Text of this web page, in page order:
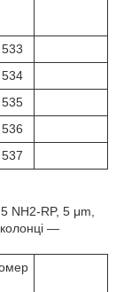
NH2-RP, 5 μm,
—